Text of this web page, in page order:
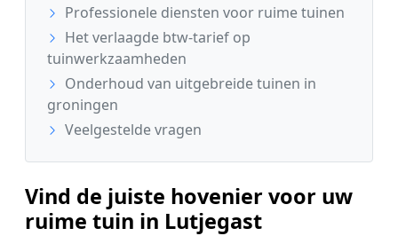
Professionele diensten voor ruime tuinen
Het verlaagde btw-tarief op
tuinwerkzaamheden
Onderhoud van uitgebreide tuinen in
groningen
Veelgestelde vragen
Vind de juiste hovenier voor uw
ruime tuin in Lutjegast